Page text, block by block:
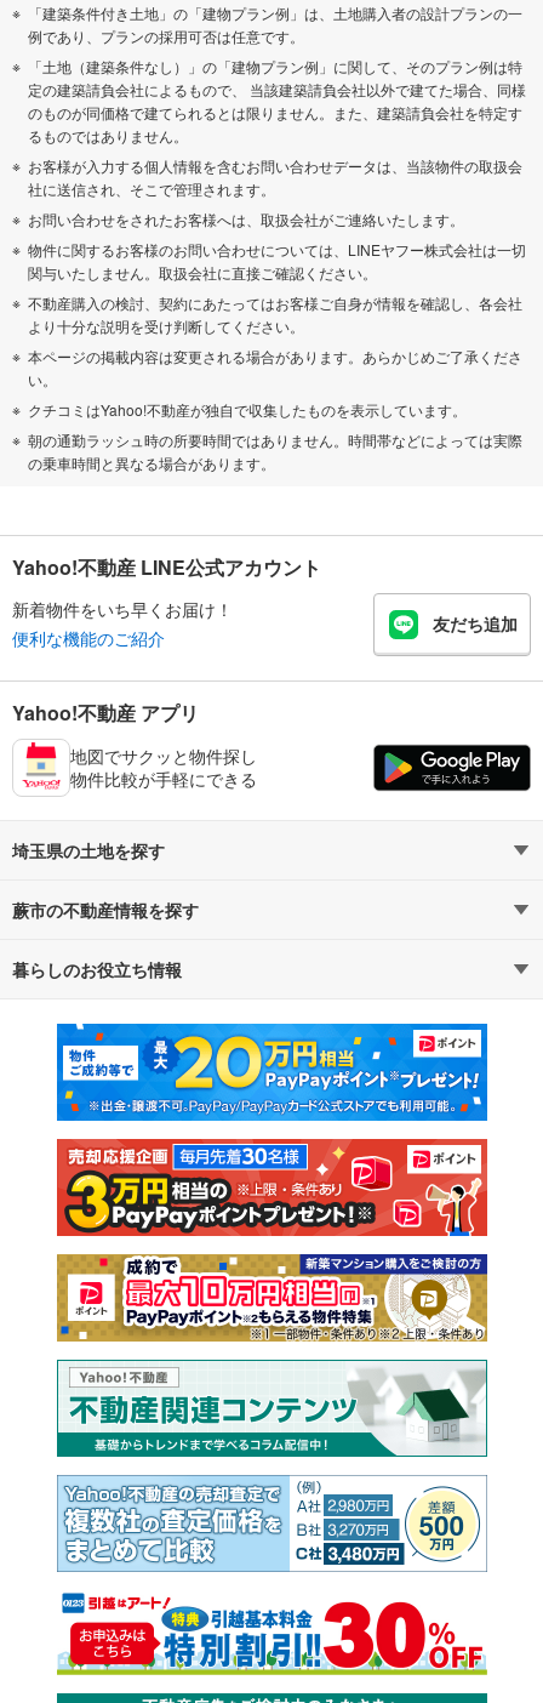
「建築条件付き土地」の「建物プラン例」は、土地購入者の設計プランの一
例であり、プランの採用可否は任意です。
「土地（建築条件なし）」の「建物プラン例」に関して、そのプラン例は特
定の建築請負会社によるもので、 当該建築請負会社以外で建てた場合、同様
のものが同価格で建てられるとは限りません。また、建築請負会社を特定す
るものではありません。
お客様が入力する個人情報を含むお問い合わせデータは、当該物件の取扱会
社に送信され、そこで管理されます。
お問い合わせをされたお客様へは、取扱会社がご連絡いたします。
物件に関するお客様のお問い合わせについては、LINEヤフー株式会社は一切
関与いたしません。取扱会社に直接ご確認ください。
不動産購入の検討、契約にあたってはお客様ご自身が情報を確認し、各会社
より十分な説明を受け判断してください。
本ページの掲載内容は変更される場合があります。あらかじめご了承くださ
い。
クチコミはYahoo!不動産が独自で収集したものを表示しています。
朝の通勤ラッシュ時の所要時間ではありません。時間帯などによっては実際
の乗車時間と異なる場合があります。
Yahoo!不動産 LINE公式アカウント
新着物件をいち早くお届け！
便利な機能のご紹介
友だち追加
Yahoo!不動産 アプリ
地図でサクッと物件探し
物件比較が手軽にできる
埼玉県の土地を探す
路線・駅から探す
通勤・通学時間から探す
蕨市の不動産情報を探す
不動産・住宅
新築マンション 中古マンション
新築一戸建て 中古一戸建て
注文住宅 土地
売却査定
暮らしのお役立ち情報
マンションカタログ 教えて！住まいの先生